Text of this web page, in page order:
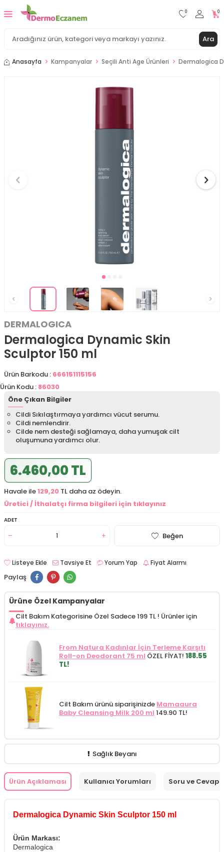
Ara
0 0
Anasayfa Kampanyalar Seçili Anti Age Ürünleri Dermalogica
DERMALOGICA
Dermalogica Dynamic Skin
Sculptor 150 ml
Ürün Barkodu : 666151115156
Ürün Kodu : 86030
Öne Çıkan Bilgiler
Cildi Sıkılaştırmaya yardımcı vücut serumu.
Cildi nemlendirir.
Cilde nem desteği sağlamaya, daha yumuşak cilt
oluşumuna yardımcı olur.
6.460,00 TL
Havale ile129,20 TL daha az ödeyin.
Üretici / İthalatçı firma bilgileri için tıklayınız
ADET
Beğen
Listeye Ekle Tavsiye Et Yorum Yap Fiyat Alarmı
Paylaş
Ürüne Özel Kampanyalar
Cilt Bakım Kategorisine Özel Sadece 199 TL ! Ürünler için
tıklayınız.
From Natura Kadınlar İçin Terleme Karşıtı
Roll-on Deodorant 75 ml ÖZEL FİYAT! 188.55
TL!
Cilt Bakım ürünü siparişinizde Mamaaura
Baby Cleansing Milk 200 ml 149.90 TL!
Sağlık Beyanı
Ürün Açıklaması Kullanıcı Yorumları Soru ve Cevap
Dermalogica Dynamic Skin Sculptor 150 ml
Ürün Markası:
Dermalogica